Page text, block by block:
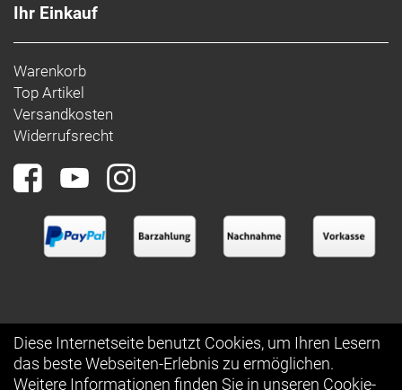
Ihr Einkauf
Warenkorb
Top Artikel
Versandkosten
Widerrufsrecht
Diese Internetseite benutzt Cookies, um Ihren Lesern
das beste Webseiten-Erlebnis zu ermöglichen.
Weitere Informationen finden Sie in unseren Cookie-
Auftrag widerrufen